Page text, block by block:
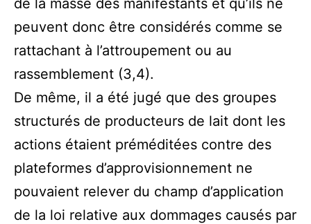
de la masse des manifestants et qu’ils ne
peuvent donc être considérés comme se
rattachant à l’attroupement ou au
rassemblement (3,4).
De même, il a été jugé que des groupes
structurés de producteurs de lait dont les
actions étaient préméditées contre des
plateformes d’approvisionnement ne
pouvaient relever du champ d’application
de la loi relative aux dommages causés par